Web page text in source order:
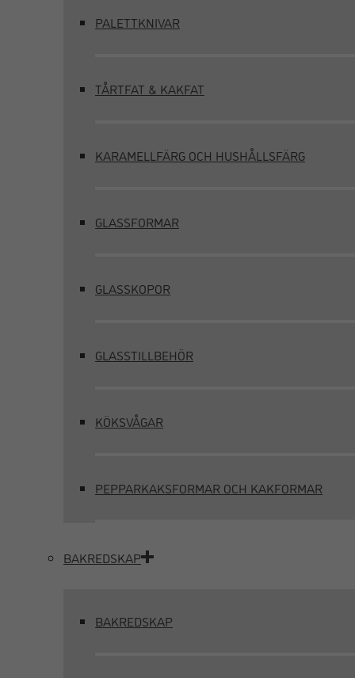
PALETTKNIVAR
TÅRTFAT & KAKFAT
KARAMELLFÄRG OCH HUSHÅLLSFÄRG
GLASSFORMAR
GLASSKOPOR
GLASSTILLBEHÖR
KÖKSVÅGAR
PEPPARKAKSFORMAR OCH KAKFORMAR
BAKREDSKAP
BAKREDSKAP